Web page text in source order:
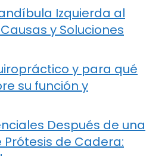
Izquierda al
y Soluciones
y para qué
su función y
Después de una
de Cadera: